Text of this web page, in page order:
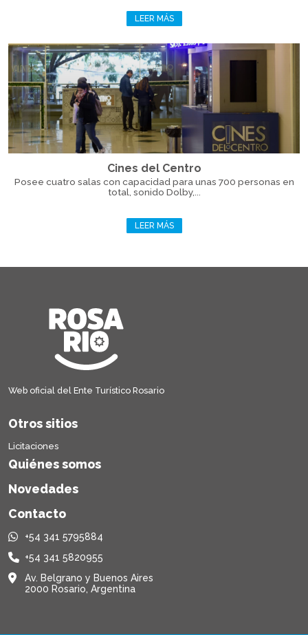
LEER MÁS
Cines del Centro
Posee cuatro salas con capacidad para unas 700 personas en
total, sonido Dolby,...
LEER MÁS
Web oficial del Ente Turístico Rosario
Otros sitios
Licitaciones
Quiénes somos
Novedades
Contacto
+54 341 5795884
+54 341 5820955
Av. Belgrano y Buenos Aires
2000 Rosario, Argentina